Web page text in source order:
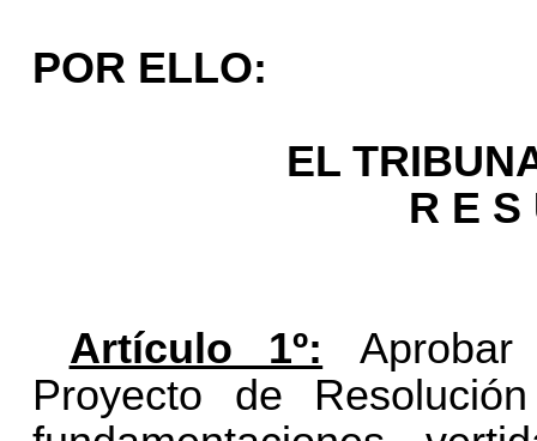
POR ELLO:
EL
R E S
Artículo 1º:
Proyecto de